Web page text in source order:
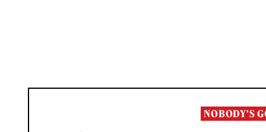
NOBODY'S